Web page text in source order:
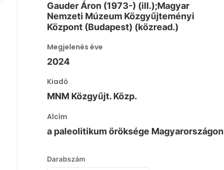
Gauder Áron (1973-) (ill.);Magyar
Nemzeti Múzeum Közgyűjteményi
Központ (Budapest) (közread.)
Megjelenés éve
2024
Kiadó
MNM Közgyűjt. Közp.
Alcím
a paleolitikum öröksége Magyarországon
Darabszám